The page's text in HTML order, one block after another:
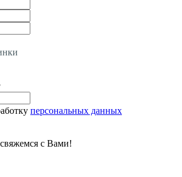
персональных данных
с Вами!